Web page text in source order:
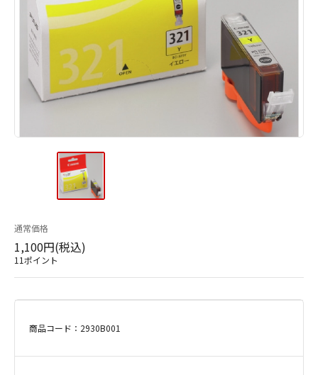
通常価格
1,100円(税込)
11ポイント
商品コード：2930B001